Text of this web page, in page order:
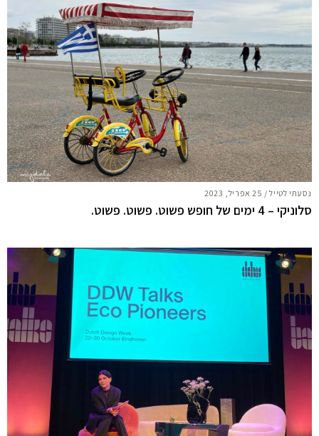
נסעתי לטייל/ 25 אפריל, 2023
סלוניקי – 4 ימים של חופש פשוט. פשוט. פשוט.